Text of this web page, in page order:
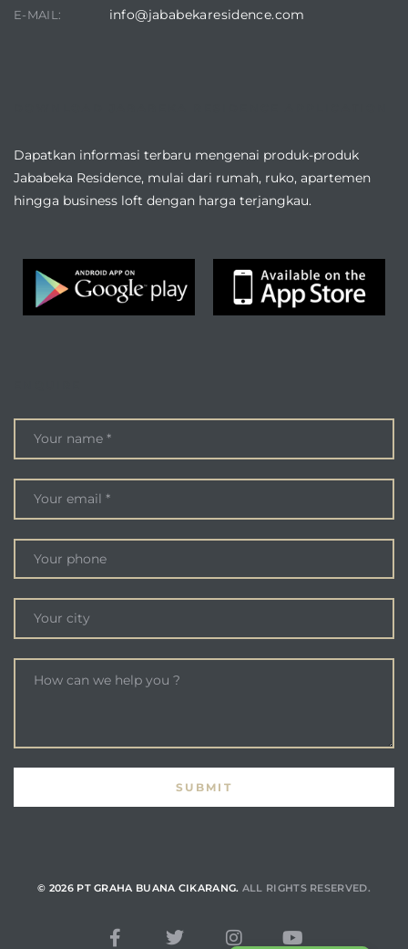
E-MAIL: info@jababekaresidence.com
Dapatkan informasi terbaru mengenai produk-produk
Jababeka Residence, mulai dari rumah, ruko, apartemen
hingga business loft dengan harga terjangkau.
© 2026 PT GRAHA BUANA CIKARANG. ALL RIGHTS RESERVED.